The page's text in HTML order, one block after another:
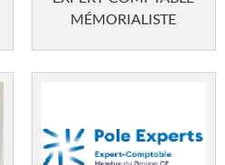
MÉMORIALISTE